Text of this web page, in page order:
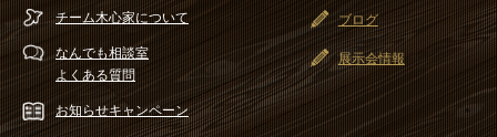
チーム木心家について
なんでも相談室
よくある質問
お知らせキャンペーン
ブログ
展示会情報